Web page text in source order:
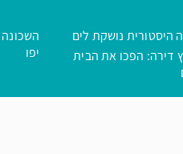
היסטורית נושקת לים
דירה: הפכו את הבית
יפו